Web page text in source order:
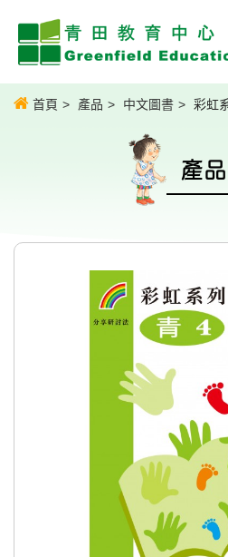
首頁 產品 中文圖書 彩虹
產品